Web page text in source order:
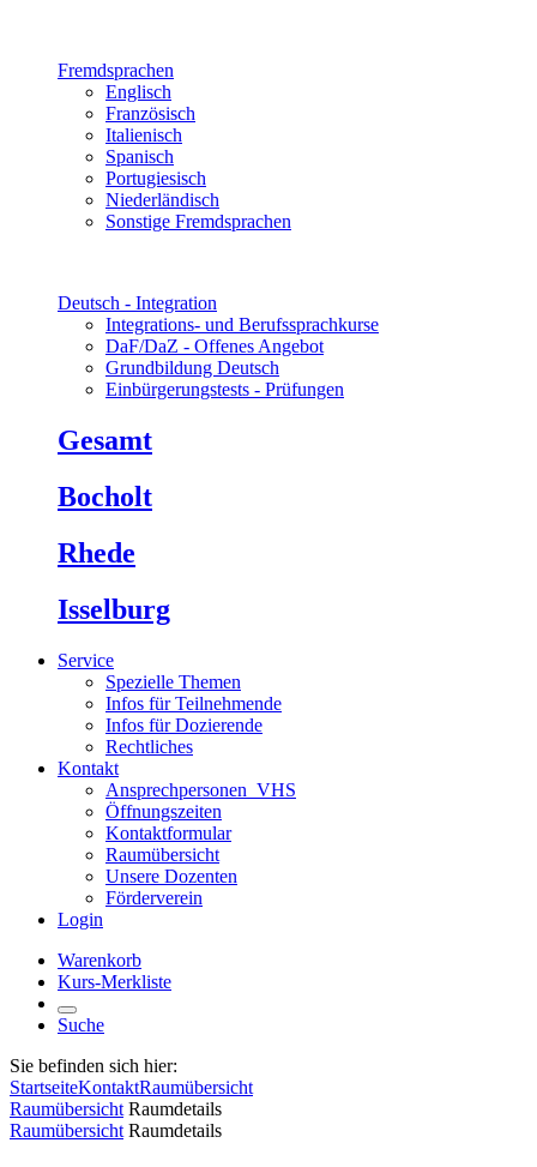
Fremdsprachen
Englisch
Französisch
Italienisch
Spanisch
Portugiesisch
Niederländisch
Sonstige Fremdsprachen
Deutsch - Integration
Integrations- und Berufssprachkurse
DaF/DaZ - Offenes Angebot
Grundbildung Deutsch
Einbürgerungstests - Prüfungen
Gesamt
Bocholt
Rhede
Isselburg
Service
Spezielle Themen
Infos für Teilnehmende
Infos für Dozierende
Rechtliches
Kontakt
Ansprechpersonen_VHS
Öffnungszeiten
Kontaktformular
Raumübersicht
Unsere Dozenten
Förderverein
Login
Warenkorb
Kurs-Merkliste
Suche
Sie befinden sich hier:
StartseiteKontaktRaumübersicht
Raumübersicht Raumdetails
Raumübersicht Raumdetails